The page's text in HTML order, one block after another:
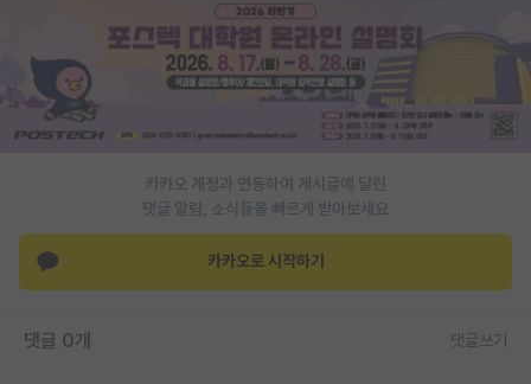
PI 전용 게시판
인문사회 계열 게시판
반도체/AI 게시판
장학금/장학생 게시판
학술 정보 게시판
홍보 게시판
카카오 계정과 연동하여 게시글에 달린
댓글 알람, 소식등을 빠르게 받아보세요
카카오로 시작하기
댓글 0개 댓글쓰기